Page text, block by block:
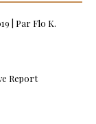
| Par Flo K.
Report